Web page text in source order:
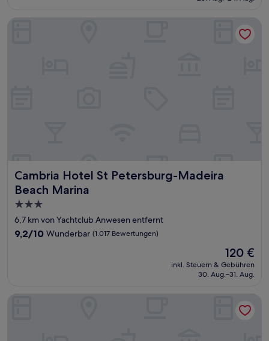
Cambria Hotel St Petersburg-Madeira
Beach Marina
Cambria Hotel St Petersburg-Madeira Beach Marina
3.0-
Sterne-
Unterkunft
6,7 km von Yachtclub Anwesen entfernt
9.2
9,2/10 Wunderbar (1.017 Bewertungen)
Der
Preis
beträgt
120 €
inkl. Steuern & Gebühren
30. Aug.–31. Aug.
RumFish Beach at TradeWinds